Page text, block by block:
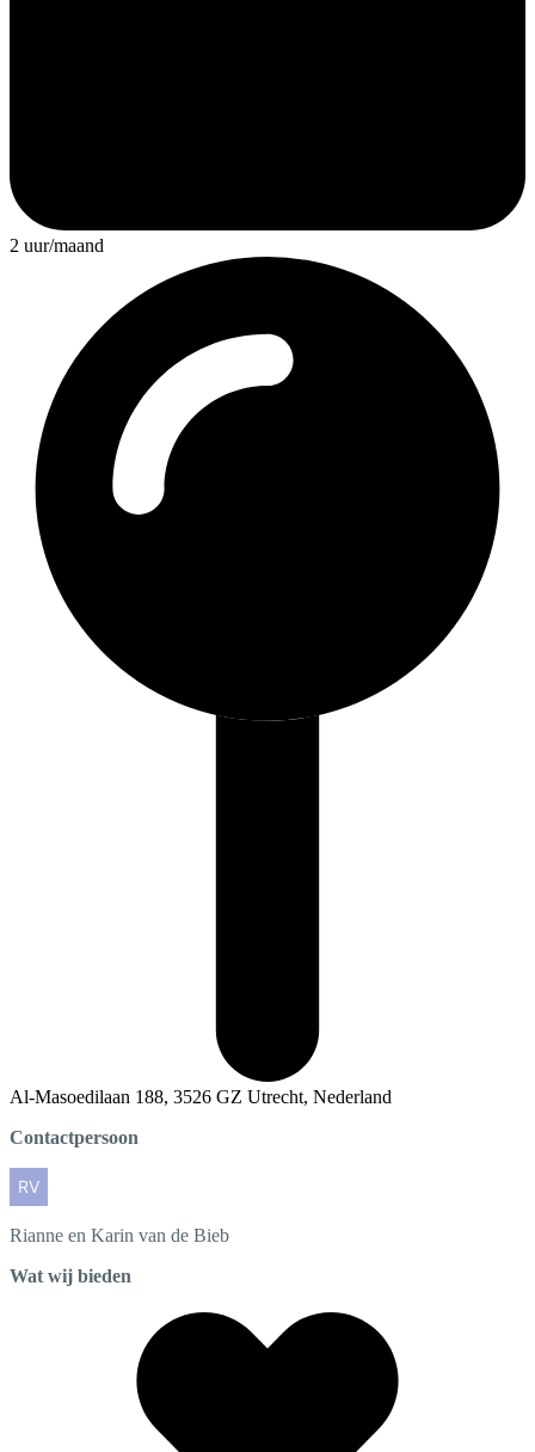
2 uur/maand
Al-Masoedilaan 188, 3526 GZ Utrecht, Nederland
Contactpersoon
Rianne en Karin van de Bieb
Wat wij bieden